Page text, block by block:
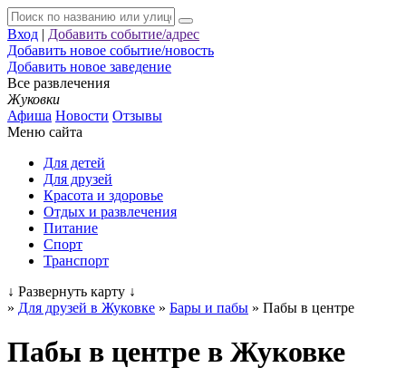
Вход | Добавить событие/адрес
Добавить новое событие/новость
Добавить новое заведение
Все развлечения
Жуковки
Афиша Новости Отзывы
Меню сайта
Для детей
Для друзей
Красота и здоровье
Отдых и развлечения
Питание
Спорт
Транспорт
↓ Развернуть карту ↓
» Для друзей в Жуковке » Бары и пабы » Пабы в центре
Пабы в центре в Жуковке